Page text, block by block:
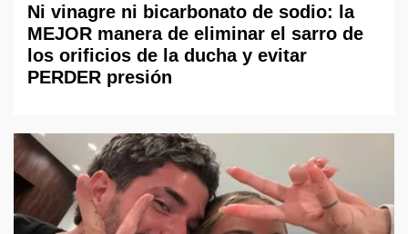
Ni vinagre ni bicarbonato de sodio: la
MEJOR manera de eliminar el sarro de
los orificios de la ducha y evitar
PERDER presión